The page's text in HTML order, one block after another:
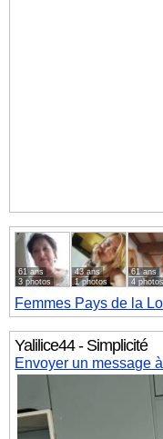
61 ans
3 photos
43 ans
1 photos
61 ans
4 photos
Femmes Pays de la
Yalilice44 - Simplicité
Envoyer un message